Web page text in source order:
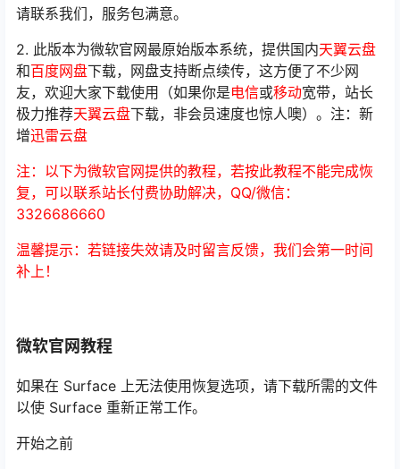
请联系我们，服务包满意。
2. 此版本为微软官网最原始版本系统，提供国内天翼云盘
和百度网盘下载，网盘支持断点续传，这方便了不少网
友，欢迎大家下载使用（如果你是电信或移动宽带，站长
极力推荐天翼云盘下载，非会员速度也惊人噢）。注：新
增迅雷云盘
注：以下为微软官网提供的教程，若按此教程不能完成恢
复，可以联系站长付费协助解决，QQ/微信：
3326686660
温馨提示：若链接失效请及时留言反馈，我们会第一时间
补上！
微软官网教程
如果在 Surface 上无法使用恢复选项，请下载所需的文件
以使 Surface 重新正常工作。
开始之前